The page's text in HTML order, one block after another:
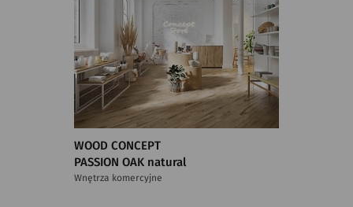
WOOD CONCEPT
PASSION OAK natural
Wnętrza komercyjne